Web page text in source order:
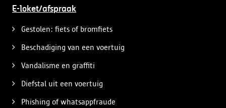
E-loket/afspraak
Gestolen: fiets of bromfiets
Beschadiging van een voertuig
Vandalisme en graffiti
Diefstal uit een voertuig
Phishing of whatsappfraude